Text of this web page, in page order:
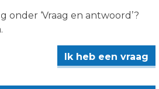
‘Vraag en antwoord’?
Ik heb een vraag